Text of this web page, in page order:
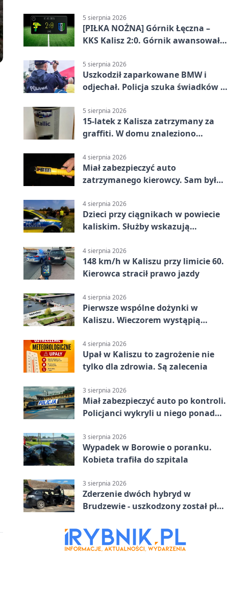
5 sierpnia 2026
[PIŁKA NOŻNA] Górnik Łęczna –
KKS Kalisz 2:0. Górnik awansował
5 sierpnia 2026
Uszkodził zaparkowane BMW i
odjechał. Policja szuka świadków w
5 sierpnia 2026
15-latek z Kalisza zatrzymany za
graffiti. W domu znaleziono
4 sierpnia 2026
Miał zabezpieczyć auto
zatrzymanego kierowcy. Sam był
4 sierpnia 2026
Dzieci przy ciągnikach w powiecie
kaliskim. Służby wskazują
4 sierpnia 2026
148 km/h w Kaliszu przy limicie 60.
Kierowca stracił prawo jazdy
4 sierpnia 2026
Pierwsze wspólne dożynki w
Kaliszu. Wieczorem wystąpią
4 sierpnia 2026
Upał w Kaliszu to zagrożenie nie
tylko dla zdrowia. Są zalecenia
3 sierpnia 2026
Miał zabezpieczyć auto po kontroli.
Policjanci wykryli u niego ponad
3 sierpnia 2026
Wypadek w Borowie o poranku.
Kobieta trafiła do szpitala
3 sierpnia 2026
Zderzenie dwóch hybryd w
Brudzewie - uszkodzony został płot